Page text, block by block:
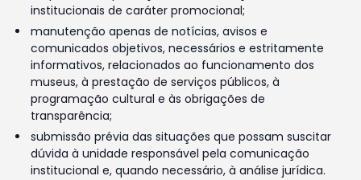
institucionais de caráter promocional;
manutenção apenas de notícias, avisos e
comunicados objetivos, necessários e estritamente
informativos, relacionados ao funcionamento dos
museus, à prestação de serviços públicos, à
programação cultural e às obrigações de
transparência;
submissão prévia das situações que possam suscitar
dúvida à unidade responsável pela comunicação
institucional e, quando necessário, à análise jurídica.